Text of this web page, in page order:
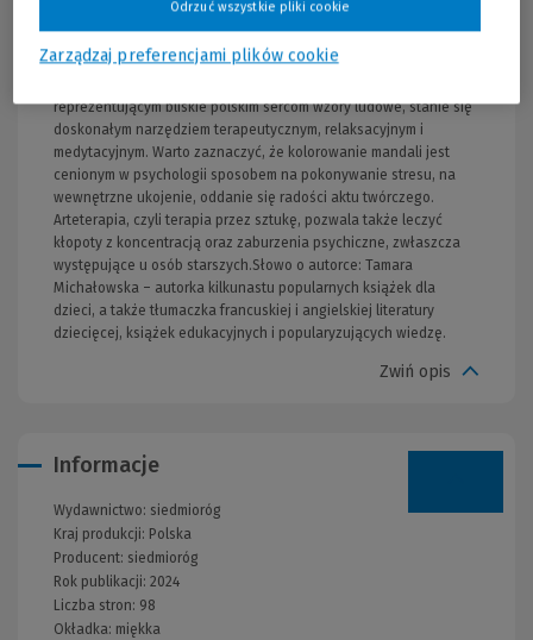
rozdziału znajduje się krótki opis historii folkloru danego regionu,
techniki i symbole, co ułatwi rozszyfrowywanie znaczeń
reprezentującym bliskie polskim sercom wzory ludowe, stanie się
doskonałym narzędziem terapeutycznym, relaksacyjnym i
medytacyjnym. Warto zaznaczyć, że kolorowanie mandali jest
cenionym w psychologii sposobem na pokonywanie stresu, na
wewnętrzne ukojenie, oddanie się radości aktu twórczego.
Arteterapia, czyli terapia przez sztukę, pozwala także leczyć
kłopoty z koncentracją oraz zaburzenia psychiczne, zwłaszcza
występujące u osób starszych.Słowo o autorce: Tamara
Michałowska – autorka kilkunastu popularnych książek dla
dzieci, a także tłumaczka francuskiej i angielskiej literatury
dziecięcej, książek edukacyjnych i popularyzujących wiedzę.
Zwiń opis
Informacje
Wydawnictwo: siedmioróg
Kraj produkcji: Polska
Producent: siedmioróg
Rok publikacji: 2024
Liczba stron: 98
Okładka: miękka
Zarządzaj preferencjami plików cookie
Odrzuć wszystkie pliki cookie